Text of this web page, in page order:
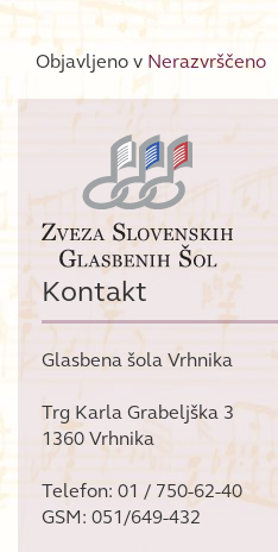
Objavljeno v Nerazvrščeno
Kontakt
Glasbena šola Vrhnika
Trg Karla Grabeljška 3
1360 Vrhnika
Telefon: 01 / 750-62-40
GSM: 051/649-432